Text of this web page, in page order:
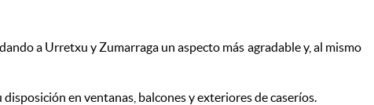
a Urretxu y Zumarraga un aspecto más agradable y, al mismo
en ventanas, balcones y exteriores de caseríos.